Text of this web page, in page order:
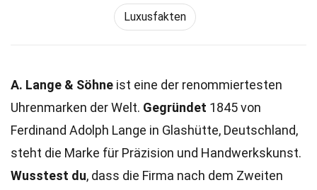
Luxusfakten
A. Lange & Söhne ist eine der renommiertesten
Uhrenmarken der Welt. Gegründet 1845 von
Ferdinand Adolph Lange in Glashütte, Deutschland,
steht die Marke für Präzision und Handwerkskunst.
Wusstest du, dass die Firma nach dem Zweiten